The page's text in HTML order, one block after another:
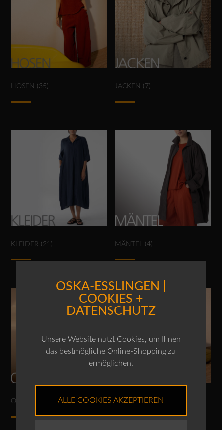
HOSEN (35) JACKEN (7)
KLEIDER (21) MÄNTEL (4)
OUTDOOR PULLOVER(9)
OSKA-ESSLINGEN |
COOKIES +
DATENSCHUTZ
Unsere Website nutzt Cookies, um Ihnen
das bestmögliche Online-Shopping zu
ermöglichen.
ALLE COOKIES AKZEPTIEREN